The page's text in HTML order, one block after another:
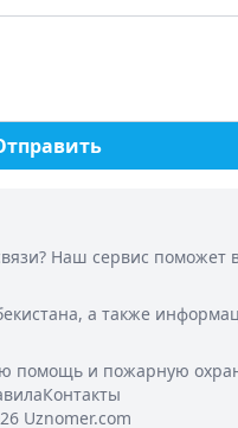
Наш сервис поможет
а также
помощь и пожарную
Контакты
Uznomer.com